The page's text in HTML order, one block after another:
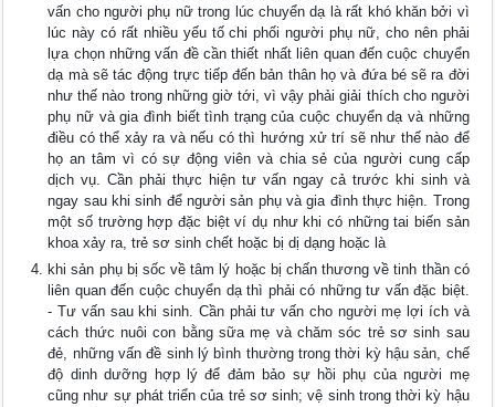
vấn cho người phụ nữ trong lúc chuyển dạ là rất khó khăn bởi vì
lúc này có rất nhiều yếu tố chi phối người phụ nữ, cho nên phải
lựa chọn những vấn đề cần thiết nhất liên quan đến cuộc chuyển
dạ mà sẽ tác động trực tiếp đến bản thân họ và đứa bé sẽ ra đời
như thế nào trong những giờ tới, vì vậy phải giải thích cho người
phụ nữ và gia đình biết tình trạng của cuộc chuyển dạ và những
điều có thể xảy ra và nếu có thì hướng xử trí sẽ như thế nào để
họ an tâm vì có sự động viên và chia sẻ của người cung cấp
dịch vụ. Cần phải thực hiện tư vấn ngay cả trước khi sinh và
ngay sau khi sinh để người sản phụ và gia đình thực hiện. Trong
một số trường hợp đặc biệt ví dụ như khi có những tai biến sản
khoa xảy ra, trẻ sơ sinh chết hoặc bị dị dạng hoặc là
khi sản phụ bị sốc về tâm lý hoặc bị chấn thương về tinh thần có
liên quan đến cuộc chuyển dạ thì phải có những tư vấn đặc biệt.
- Tư vấn sau khi sinh. Cần phải tư vấn cho người mẹ lợi ích và
cách thức nuôi con bằng sữa mẹ và chăm sóc trẻ sơ sinh sau
đẻ, những vấn đề sinh lý bình thường trong thời kỳ hậu sản, chế
độ dinh dưỡng hợp lý để đảm bảo sự hồi phụ của người mẹ
cũng như sự phát triển của trẻ sơ sinh; vệ sinh trong thời kỳ hậu